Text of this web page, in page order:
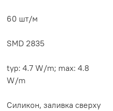
60 шт/м
SMD 2835
typ: 4.7 W/m; max: 4.8
W/m
Силикон, заливка сверху